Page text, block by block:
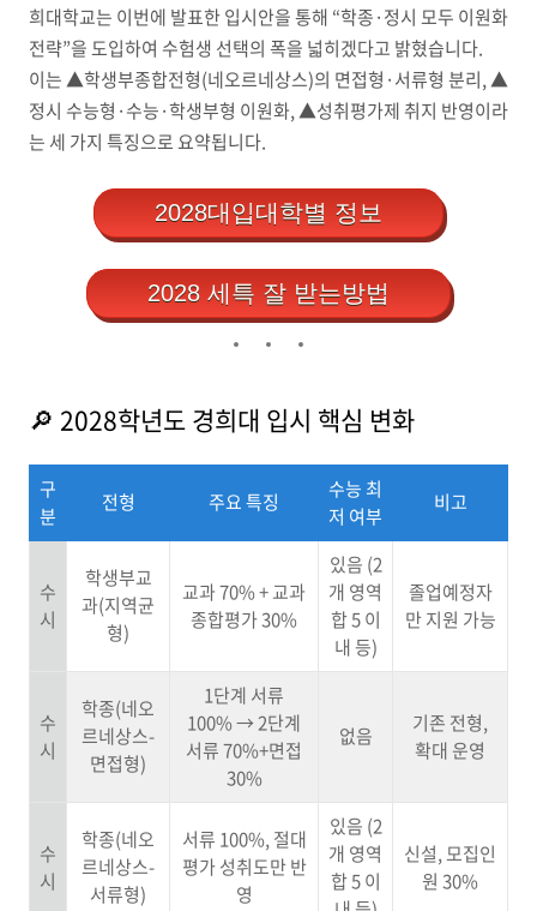
희대학교는 이번에 발표한 입시안을 통해 “학종·정시 모두 이원화
전략”을 도입하여 수험생 선택의 폭을 넓히겠다고 밝혔습니다.
이는 ▲학생부종합전형(네오르네상스)의 면접형·서류형 분리, ▲
정시 수능형·수능·학생부형 이원화, ▲성취평가제 취지 반영이라
는 세 가지 특징으로 요약됩니다.
2028대입대학별 정보
2028 세특 잘 받는방법
🔎 2028학년도 경희대 입시 핵심 변화
구
분
전형 주요 특징
수능 최
저 여부
비고
수
시
학생부교
과(지역균
형)
교과 70% + 교과
종합평가 30%
있음 (2
개 영역
합 5 이
내 등)
졸업예정자
만 지원 가능
수
시
학종(네오
르네상스-
면접형)
1단계 서류
100% → 2단계
서류 70%+면접
30%
없음
기존 전형,
확대 운영
수
시
학종(네오
르네상스-
서류형)
서류 100%, 절대
평가 성취도만 반
영
있음 (2
개 영역
합 5 이
신설, 모집인
원 30%